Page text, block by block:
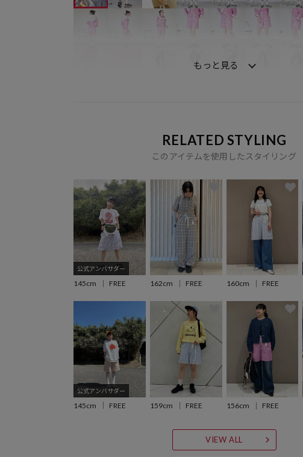
もっと見る
RELATED STYLING
このアイテムを使用したスタイリング
公式アンバサダー
145cm FREE 162cm FREE 160cm FREE
公式アンバサダー
145cm FREE 159cm FREE 156cm FREE
VIEW ALL